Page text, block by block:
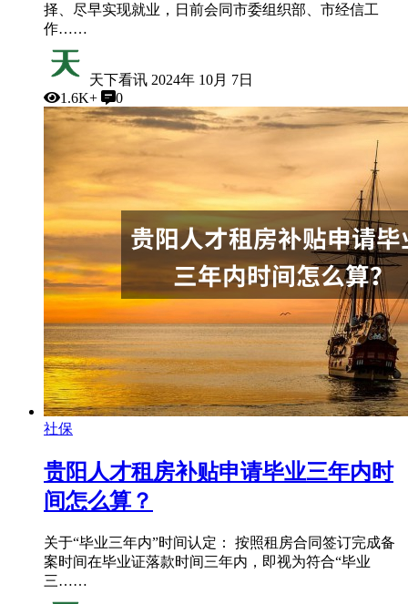
择、尽早实现就业，日前会同市委组织部、市经信工
作……
天下看讯 2024年 10月 7日
1.6K+
0
社保
贵阳人才租房补贴申请毕业三年内时
间怎么算？
关于“毕业三年内”时间认定： 按照租房合同签订完成备
案时间在毕业证落款时间三年内，即视为符合“毕业
三……